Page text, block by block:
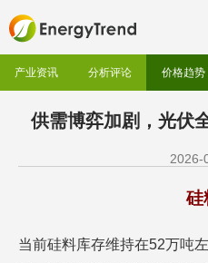
产业资讯 分析评论 价格趋势
供需博弈加剧，光伏
2026-
硅
当前硅料库存维持在52万吨